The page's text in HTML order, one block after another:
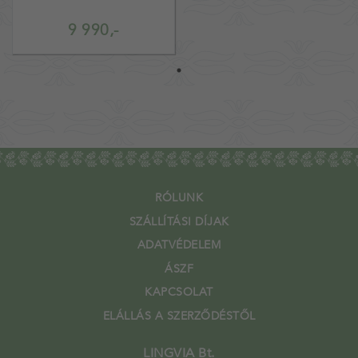
9 990,-
RÓLUNK
SZÁLLÍTÁSI DÍJAK
ADATVÉDELEM
ÁSZF
KAPCSOLAT
ELÁLLÁS A SZERZŐDÉSTŐL
LINGVIA Bt.